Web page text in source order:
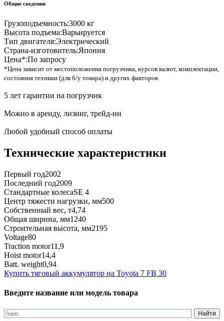
Общие сведения
Грузоподъемность:3000 кг
Высота подъема:Варьируется
Тип двигателя:Электрический
Страна-изготовитель:Япония
Цена*:По запросу
*Цена зависит от местоположения погрузчика, курсов валют, комплектации,
состояния техники (для б/у товара) и других факторов
5 лет гарантии на погрузчик
Можно в аренду, лизинг, трейд-ин
Любой удобный способ оплаты
Технические характеристики
Первый год2002
Последний год2009
Стандартные колесаSE 4
Центр тяжести нагрузки, мм500
Собственный вес, т4,74
Общая ширина, мм1240
Строительная высота, мм2195
Voltage80
Traction motor11,9
Hoist motor14,4
Batt. weight0,94
Купить тяговый аккумулятор на Toyota 7 FB 30
Введите название или модель товара